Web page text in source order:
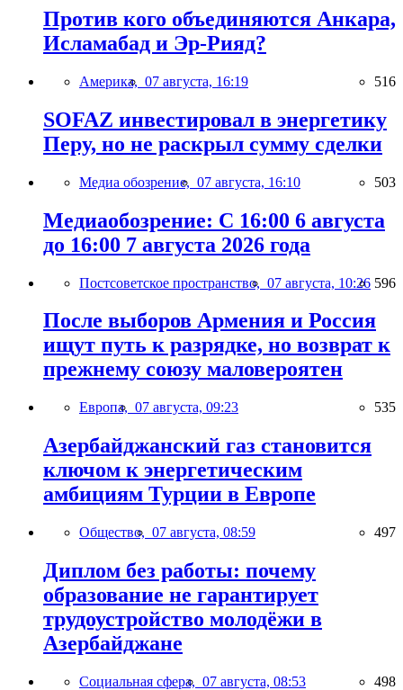
Против кого объединяются Анкара,
Исламабад и Эр-Рияд?
Америка, 07 августа, 16:19 516
SOFAZ инвестировал в энергетику
Перу, но не раскрыл сумму сделки
Медиа обозрение, 07 августа, 16:10 503
Медиаобозрение: С 16:00 6 августа
до 16:00 7 августа 2026 года
Постсоветское пространство, 07 августа, 10:26 596
После выборов Армения и Россия
ищут путь к разрядке, но возврат к
прежнему союзу маловероятен
Европа, 07 августа, 09:23 535
Азербайджанский газ становится
ключом к энергетическим
амбициям Турции в Европе
Общество, 07 августа, 08:59 497
Диплом без работы: почему
образование не гарантирует
трудоустройство молодёжи в
Азербайджане
Социальная сфера, 07 августа, 08:53 498